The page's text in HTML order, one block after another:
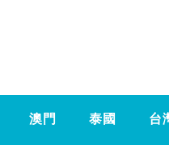
澳門 泰國 台